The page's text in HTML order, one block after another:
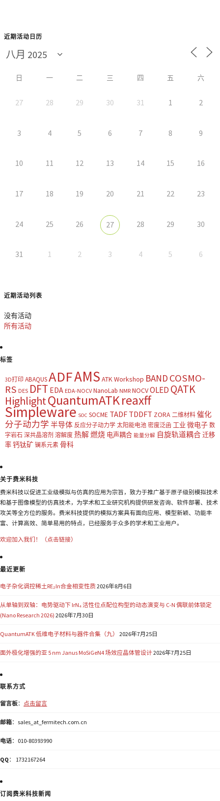
近期活动日历
日 一 二 三 四 五 六
27 28 29 30 31 1 2
3 4 5 6 7 8 9
10 11 12 13 14 15 16
17 18 19 20 21 22 23
24 25 26 27 28 29 30
31 1 2 3 4 5 6
近期活动列表
没有活动
所有活动
标签
3D打印 ABAQUSADFAMS ATK Workshop BAND COSMO-
RS DES DFT EDA EDA-NOCV NanoLab NMR NOCVOLED QATK
HighlightQuantumATKreaxff
Simpleware SOC SOCME TADF TDDFT ZORA 二维材料 催化
分子动力学 半导体 反应分子动力学 太阳能电池 密度泛函 工业 微电子 数
字岩石 深共晶溶剂 溶解度 热解燃烧 电声耦合 能量分解 自旋轨道耦合迁移
率钙钛矿 镧系元素 骨科
关于费米科技
费米科技以促进工业级模拟与仿真的应用为宗旨，致力于推广基于原子级别模拟技术
和基于图像模型的仿真技术，为学术和工业研究机构提供研发咨询、软件部署、技术
攻关等全方位的服务。费米科技提供的模拟方案具有面向应用、模型新颖、功能丰
富、计算高效、简单易用的特点，已经服务于众多的学术和工业用户。
欢迎加入我们！（点击链接）
最近更新
电子杂化调控稀土RE₂In合金相变性质2026年8月6日
从单轴到双轴：电势驱动下 IrN₄ 活性位点配位构型的动态演变与 C-N 偶联前体锁定
(Nano Research 2026) 2026年7月30日
QuantumATK 低维电子材料与器件合集（九） 2026年7月25日
面外极化增强的亚 5 nm Janus MoSiGeN4 场效应晶体管设计2026年7月25日
联系方式
留言板： 点击留言
邮箱：sales_at_fermitech.com.cn
电话：010-80393990
QQ ： 1732167264
订阅费米科技新闻